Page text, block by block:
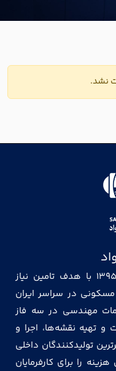
نشد.
شرکت سالار صنعت نیواد در سال ۱۳۹۵ با هدف تامین نیاز
در سراسر ایران
مهندسی در سه فاز
تهیه نقشه‌ها، اجرا و
تولیدکنندگان داخلی
را برای کارفرمایان